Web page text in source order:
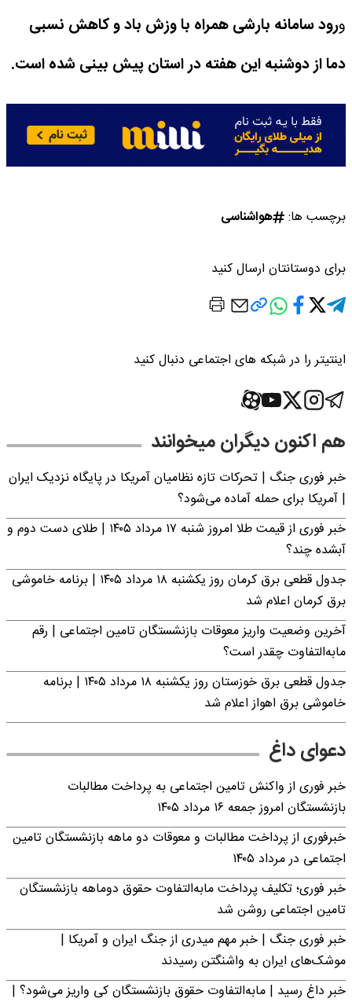
ورود سامانه بارشی همراه با وزش باد و کاهش نسبی
دما از دوشنبه این هفته در استان پیش بینی شده است.
برچسب ها: هواشناسی
برای دوستانتان ارسال کنید
اینتیتر را در شبکه های اجتماعی دنبال کنید
هم اکنون دیگران میخوانند
خبر فوری جنگ | تحرکات تازه نظامیان آمریکا در پایگاه نزدیک ایران
| آمریکا برای حمله آماده می‌شود؟
خبر فوری از قیمت طلا امروز شنبه ۱۷ مرداد ۱۴۰۵ | طلای دست دوم و
آبشده چند؟
جدول قطعی برق کرمان روز یکشنبه ۱۸ مرداد ۱۴۰۵ | برنامه خاموشی
برق کرمان اعلام شد
آخرین وضعیت واریز معوقات بازنشستگان تامین اجتماعی | رقم
مابه‌التفاوت چقدر است؟
جدول قطعی برق خوزستان روز یکشنبه ۱۸ مرداد ۱۴۰۵ | برنامه
خاموشی برق اهواز اعلام شد
دعوای داغ
خبر فوری از واکنش تامین اجتماعی به پرداخت مطالبات
بازنشستگان امروز جمعه ۱۶ مرداد ۱۴۰۵
خبرفوری از پرداخت مطالبات و معوقات دو ماهه بازنشستگان تامین
اجتماعی در مرداد ۱۴۰۵
خبر فوری؛ تکلیف پرداخت مابه‌التفاوت حقوق دوماهه بازنشستگان
تامین اجتماعی روشن شد
خبر فوری جنگ | خبر مهم میدری از جنگ ایران و آمریکا |
موشک‌های ایران به واشنگتن رسیدند
خبر داغ رسید | مابه‌التفاوت حقوق بازنشستگان کی واریز می‌شود؟ |